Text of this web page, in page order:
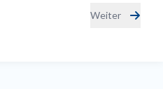
Weiter